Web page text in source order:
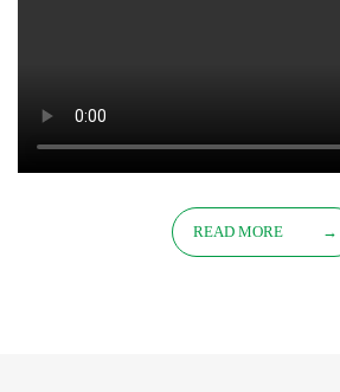
READ MORE →